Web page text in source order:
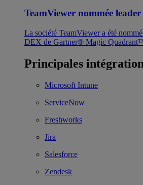
TeamViewer nommée
La société TeamViewer a été
DEX de Gartner® Magic
Principales
Microsoft Intune
ServiceNow
Freshworks
Jira
Salesforce
Zendesk